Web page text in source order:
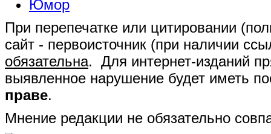
Юмор
При перепечатке или цитировании
сайт - первоисточник (при наличии
обязательна. Для интернет-изданий
выявленное нарушение будет иметь
праве.
Мнение редакции не обязательно